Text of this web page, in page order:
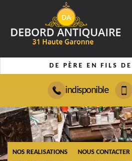
DE PÈRE EN FILS
indisponible
NOS REALISATIONS NOUS CONTACTER